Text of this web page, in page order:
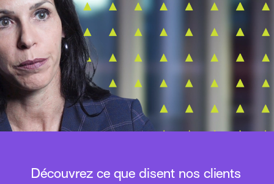
Découvrez ce que disent nos clients